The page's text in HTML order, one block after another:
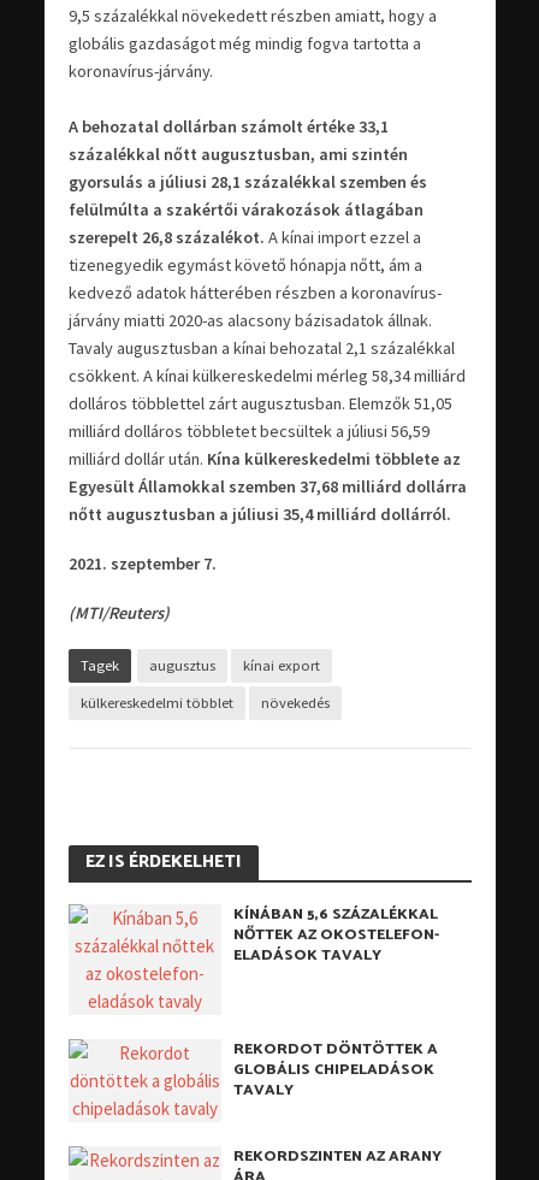
9,5 százalékkal növekedett részben amiatt, hogy a
globális gazdaságot még mindig fogva tartotta a
koronavírus-járvány.
A behozatal dollárban számolt értéke 33,1
százalékkal nőtt augusztusban, ami szintén
gyorsulás a júliusi 28,1 százalékkal szemben és
felülmúlta a szakértői várakozások átlagában
szerepelt 26,8 százalékot. A kínai import ezzel a
tizenegyedik egymást követő hónapja nőtt, ám a
kedvező adatok hátterében részben a koronavírus-
járvány miatti 2020-as alacsony bázisadatok állnak.
Tavaly augusztusban a kínai behozatal 2,1 százalékkal
csökkent. A kínai külkereskedelmi mérleg 58,34 milliárd
dolláros többlettel zárt augusztusban. Elemzők 51,05
milliárd dolláros többletet becsültek a júliusi 56,59
milliárd dollár után. Kína külkereskedelmi többlete az
Egyesült Államokkal szemben 37,68 milliárd dollárra
nőtt augusztusban a júliusi 35,4 milliárd dollárról.
2021. szeptember 7.
(MTI/Reuters)
Tagek augusztus kínai export
külkereskedelmi többlet növekedés
EZ IS ÉRDEKELHETI
KÍNÁBAN 5,6 SZÁZALÉKKAL
NŐTTEK AZ OKOSTELEFON-
ELADÁSOK TAVALY
REKORDOT DÖNTÖTTEK A
GLOBÁLIS CHIPELADÁSOK
TAVALY
REKORDSZINTEN AZ ARANY